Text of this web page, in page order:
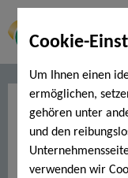
Cookie-
Um Ihnen einen
ermöglichen,
gehören unter
und den
verwenden wir
kraftvoll"